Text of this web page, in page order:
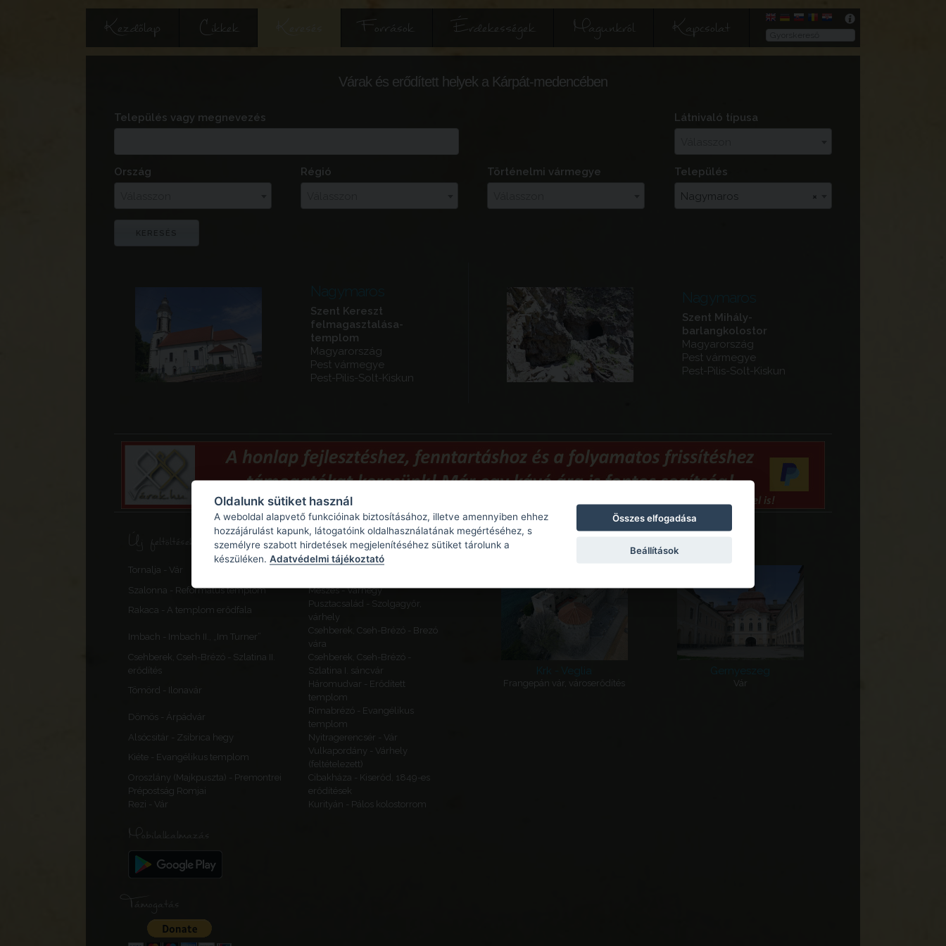
Kezdőlap Cikkek Források Érdekességek Magunkról Kapcsolat
Várak és erődített helyek a Kárpát-medencében
Település vagy megnevezés
Látnivaló típusa
Ország
Régió
Történelmi vármegye
Település
×
Nagymaros
Nagymaros
Szent Kereszt
felmagasztalása-
templom
Magyarország
Pest vármegye
Pest-Pilis-Solt-Kiskun
Nagymaros
Szent Mihály-
barlangkolostor
Magyarország
Pest vármegye
Pest-Pilis-Solt-Kiskun
Új feltöltések, frissítések
Tornalja - Vár
Feketeváros - Vár -
Szalonna - Református templom
Meszes - Várhegy
Rakaca - A templom erődfala
Pusztacsalád - Szolgagyőr,
várhely
Imbach - Imbach II., „Im Turner”
Csehberek, Cseh-Brézó - Brezó
vára
Csehberek, Cseh-Brézó - Szlatina II.
erődítés
Csehberek, Cseh-Brézó -
Szlatina I. sáncvár
Tömörd - Ilonavár
Háromudvar - Erődített
templom
Dömös - Árpádvár
Rimabrézó - Evangélikus
templom
Alsócsitár - Zsibrica hegy
Nyitragerencsér - Vár
Kiéte - Evangélikus templom
Vulkapordány - Várhely
(feltételezett)
Oroszlány (Majkpuszta) - Premontrei
Prépostság Romjai
Cibakháza - Kiserőd, 1849-es
erődítések
Rezi - Vár
Kurityán - Pálos kolostorrom
Mobilalkalmazás
Támogatás
Ajánlott látnivalók
Krk - Veglia
Frangepán vár, városerődítés
Gernyeszeg
Vár
Oldalunk sütiket használ
A weboldal alapvető funkcióinak biztosításához, illetve amennyiben ehhez
hozzájárulást kapunk, látogatóink oldalhasználatának megértéséhez, s
személyre szabott hirdetések megjelenítéséhez sütiket tárolunk a
készüléken. Adatvédelmi tájékoztató
Összes elfogadása
Beállítások